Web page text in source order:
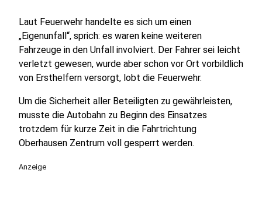
Laut Feuerwehr handelte es sich um einen
„Eigenunfall“, sprich: es waren keine weiteren
Fahrzeuge in den Unfall involviert. Der Fahrer sei leicht
verletzt gewesen, wurde aber schon vor Ort vorbildlich
von Ersthelfern versorgt, lobt die Feuerwehr.
Um die Sicherheit aller Beteiligten zu gewährleisten,
musste die Autobahn zu Beginn des Einsatzes
trotzdem für kurze Zeit in die Fahrtrichtung
Oberhausen Zentrum voll gesperrt werden.
Anzeige